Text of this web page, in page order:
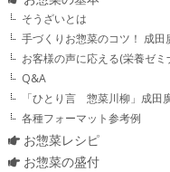
そうざいとは
手づくりお惣菜のコツ！ 成田
お客様の声に応える(栄養ゼミ
Q&A
「ひとり言 惣菜川柳」成田
各種フォーマット参考例
お惣菜レシピ
お惣菜の盛付